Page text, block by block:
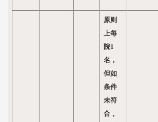
原则
上每
院1
名，
但如
条件
未符
合，